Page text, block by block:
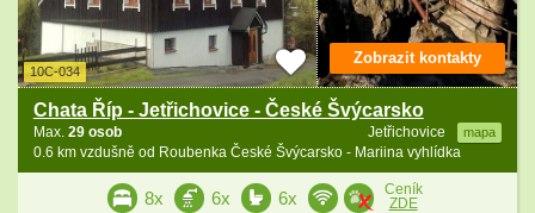
10C-034
Chata Říp - Jetřichovice - České Švýcarsko
Jetřichovice mapa
Max. 29 osob
0.6 km vzdušně od Roubenka České Švýcarsko - Mariina vyhlídka
Zobrazit kontakty
8x 6x 6x
Ceník
ZDE